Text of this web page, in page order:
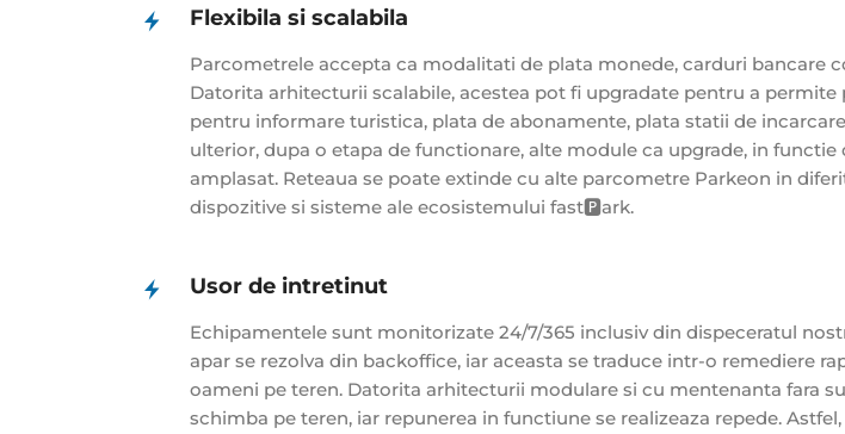
Flexibila si scalabila
Parcometrele accepta ca modalitati de plata monede, carduri bancare
Datorita arhitecturii scalabile, acestea pot fi upgradate pentru a
pentru informare turistica, plata de abonamente, plata statii de
ulterior, dupa o etapa de functionare, alte module ca upgrade, in
amplasat. Reteaua se poate extinde cu alte parcometre Parkeon in
dispozitive si sisteme ale ecosistemului fast🅿️ark.
Usor de intretinut
Echipamentele sunt monitorizate 24/7/365 inclusiv din dispeceratul
apar se rezolva din backoffice, iar aceasta se traduce intr-o remediere
oameni pe teren. Datorita arhitecturii modulare si cu mentenanta fara
schimba pe teren, iar repunerea in functiune se realizeaza repede.